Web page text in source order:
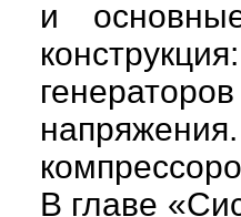
и
В главе